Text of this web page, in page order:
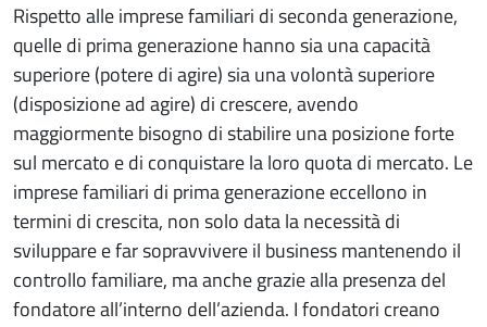
Rispetto alle imprese familiari di seconda generazione,
quelle di prima generazione hanno sia una capacità
superiore (potere di agire) sia una volontà superiore
(disposizione ad agire) di crescere, avendo
maggiormente bisogno di stabilire una posizione forte
sul mercato e di conquistare la loro quota di mercato. Le
imprese familiari di prima generazione eccellono in
termini di crescita, non solo data la necessità di
sviluppare e far sopravvivere il business mantenendo il
controllo familiare, ma anche grazie alla presenza del
fondatore all’interno dell’azienda. I fondatori creano